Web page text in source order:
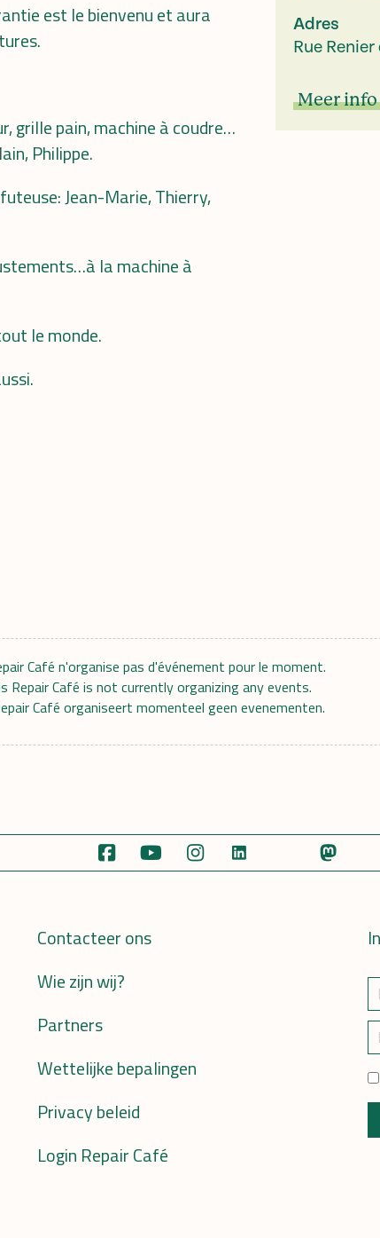
est le bienvenu et aura
grille pain, machine à coudre…
Philippe.
Jean-Marie, Thierry,
la machine à
le monde.
Adres
Rue
Meer info
Café n'organise pas d'événement pour le moment.
Repair Café is not currently organizing any events.
Café organiseert momenteel geen evenementen.
Contacteer ons
Wie zijn wij?
Partners
Wettelijke bepalingen
Privacy beleid
Login Repair Café